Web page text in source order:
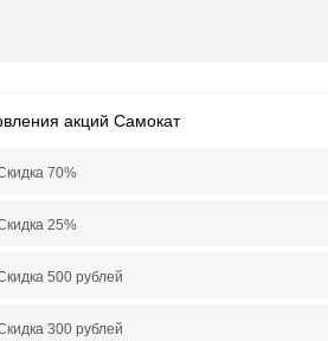
акций Самокат
70%
25%
500 рублей
300 рублей